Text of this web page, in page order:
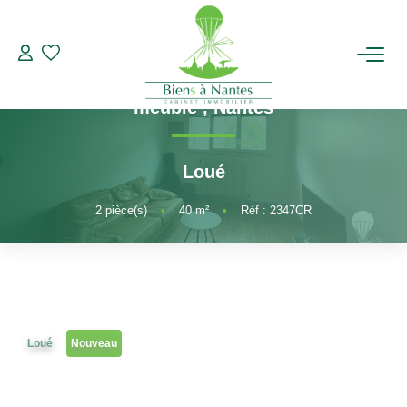
ACHETER
LOUER
ESTIMER
Référence 2347CR
CENTRE VILLE DE NANTES - Un T2 non
meublé,Nantes
Loué
2 pièce(s) • 40m² • Réf : 2347CR
Loué Nouveau